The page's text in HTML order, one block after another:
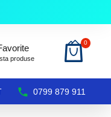
produse
0
0799 879 911